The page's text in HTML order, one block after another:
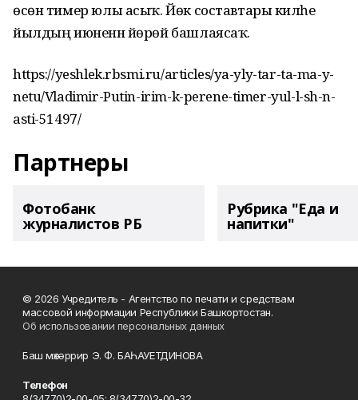
өсөн тимер юлы асыҡ. Йөк составтары киләһе
йылдың июненән йөрөй башлаясаҡ.
https://yeshlek.rbsmi.ru/articles/ya-yly-tar-ta-ma-y-
netu/Vladimir-Putin-irim-k-perene-timer-yul-l-sh-n-
asti-51497/
Партнеры
Фотобанк
журналистов РБ
Рубрика "Еда и
напитки"
© 2026 Учредитель - Агентство по печати и средствам
массовой информации Республики Башкортостан.
Об использовании персональных данных
Баш мөхәррир Э. Ф. БАҺАУЕТДИНОВА
Телефон